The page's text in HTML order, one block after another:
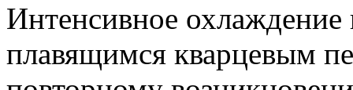
Интенсивное охлаждение
плавящимся кварцевым